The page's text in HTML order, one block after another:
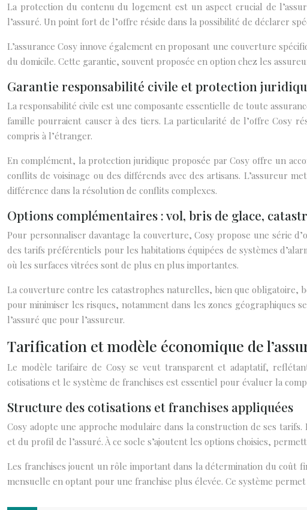
La protection du contenu du logement est un aspect crucial de
l’assuré. Un point fort de l’offre réside dans la possibilité de déclarer
L’assurance Cosy innove également en proposant une couverture
du domicile. Cette garantie, souvent proposée en option chez les
Garantie responsabilité civile et protection
La responsabilité civile est une composante essentielle de toute
famille pourraient causer à des tiers. La particularité de l’offre Cosy
compris à l’étranger.
En complément, la protection juridique proposée par Cosy offre un
conflits de voisinage ou des différends avec des artisans. L’assureur
différence dans la résolution de conflits complexes.
Options complémentaires : vol, bris de glace,
Pour personnaliser davantage la couverture, Cosy propose une série
des tarifs préférentiels pour les habitations équipées de systèmes
où les surfaces vitrées sont de plus en plus importantes.
La couverture contre les catastrophes naturelles, bien que obligatoire,
pour minimiser les risques, notamment dans les zones géographiques
l’assuré que pour l’assureur.
Tarification et modèle économique de
Le modèle tarifaire de Cosy se veut transparent et adaptatif,
cotisations et le système de franchises est essentiel pour évaluer la
Structure des cotisations et franchises appliquées
Cosy adopte une approche modulaire dans la construction de ses
et du profil de l’assuré. À ce socle s’ajoutent les options choisies,
Les franchises jouent un rôle important dans la détermination du coût
mensuelle en optant pour une franchise plus élevée. Ce système